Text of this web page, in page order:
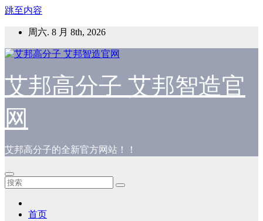
跳至内容
周六. 8 月 8th, 2026
艾邦高分子 艾邦智造官
网
艾邦高分子的全新官方网站！！
首页